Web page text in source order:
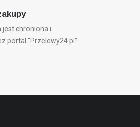
jest chroniona i
portal "Przelewy24.pl"